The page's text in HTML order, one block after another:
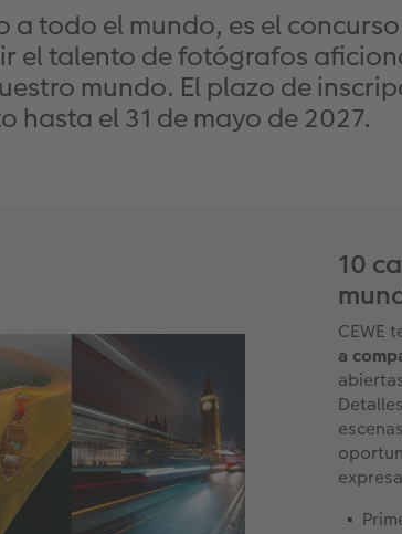
a todo el mundo, es el
el talento de fotógrafos
mundo. El plazo de
hasta el 31 de mayo de 2027.
10
CEWE
a